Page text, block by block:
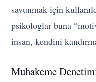
savunmak için
psikologlar buna
insan, kendini
Muhakeme